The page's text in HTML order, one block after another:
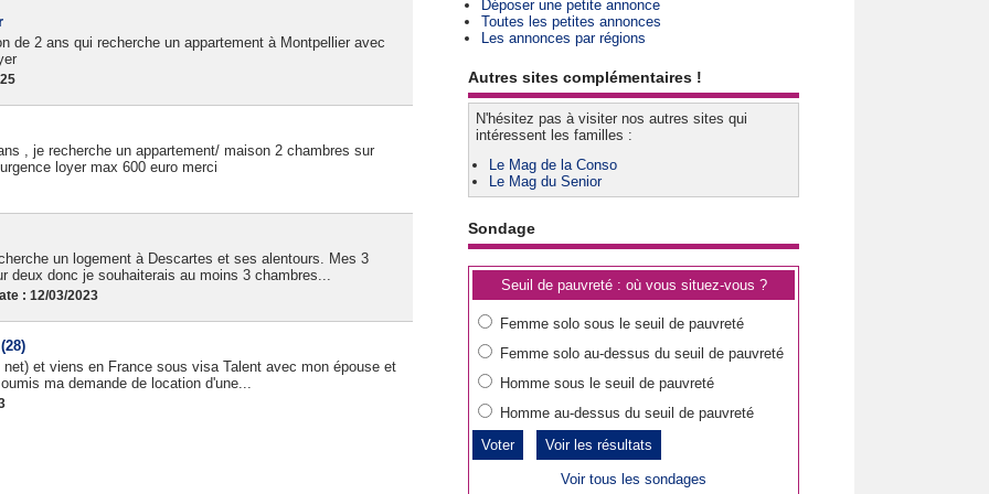
de 2 ans qui recherche un appartement à Montpellier avec
, je recherche un appartement/ maison 2 chambres sur
loyer max 600 euro merci
un logement à Descartes et ses alentours. Mes 3
deux donc je souhaiterais au moins 3 chambres...
: 12/03/2023
et viens en France sous visa Talent avec mon épouse et
ma demande de location d'une...
Déposer une petite annonce
Toutes les petites annonces
Les annonces par régions
Autres sites complémentaires !
N'hésitez pas à visiter nos autres sites qui
intéressent les familles :
Le Mag de la Conso
Le Mag du Senior
Sondage
Seuil de pauvreté : où vous situez-vous ?
Femme solo sous le seuil de pauvreté
Femme solo au-dessus du seuil de pauvreté
Homme sous le seuil de pauvreté
Homme au-dessus du seuil de pauvreté
Voir les résultats
Voir tous les sondages